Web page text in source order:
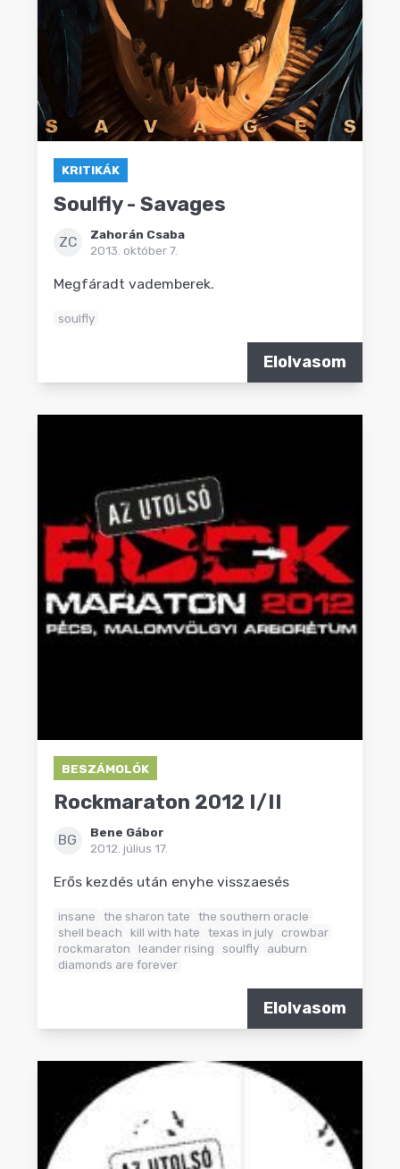
KRITIKÁK
Soulfly - Savages
ZC
Zahorán Csaba
2013. október 7.
Megfáradt vademberek.
soulfly
Elolvasom
BESZÁMOLÓK
Rockmaraton 2012 I/II
BG
Bene Gábor
2012. július 17.
Erős kezdés után enyhe visszaesés
insane the sharon tate
the southern oracle
shell beach
kill with hate texas in july crowbar
rockmaraton
leander rising soulfly
auburn
diamonds are forever
Elolvasom